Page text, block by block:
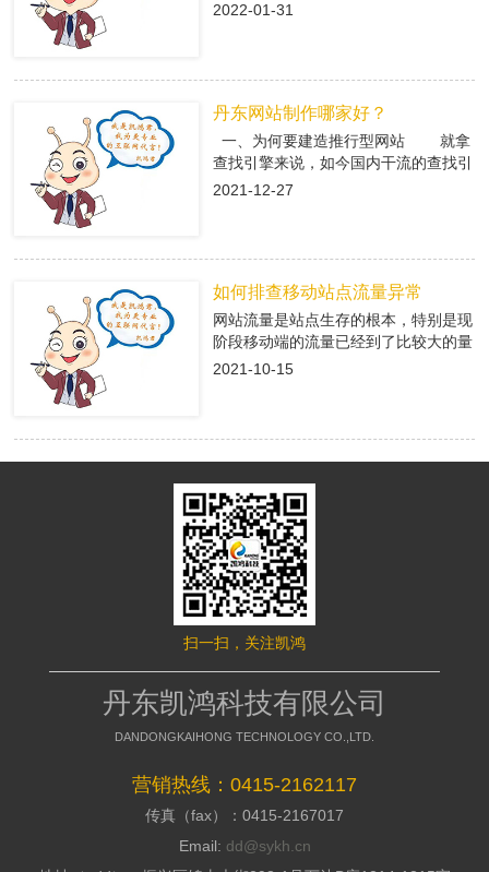
2022-01-31
丹东网站制作哪家好？
一、为何要建造推行型网站 就拿
查找引擎来说，如今国内干流的查找引
擎baidu、360、搜狗有着大量的用户
导进入推行型网站中，使用推行型网站
有的优势，转化成客户; 二、丹东
网站制作是怎么挑选专业的搭站公司
背后都是一个高额的订单，假如不能做
到询盘转化，那意味着网络推行是失败
的，所以要明白的了解搭站公司的策划
才干; 2、看搭站公司的美工规划才
干 美工的才干决议推行型网站留
给用户的形象，如今的消费者不缺少内
容，缺少的是视觉，如今市面上的网站
都是千人一面的，当访客户，发现一个
公司的形象，情不自禁的即是深化浏
览，招引用户，提高方针客户对公司的
好感; 3、看搭站公司的搭站才干
系，如今市面上很多的建站公司都是仿
制别人的，可以把外观做到相似，可是
后台系能却相差万里，很多的仿站的建
2021-12-27
如何排查移动站点流量异常
网站流量是站点生存的根本，特别是现
阶段移动端的流量已经到了比较大的量
级。移动端网站有流量了，每天就会有
深专家们向大家介绍了移动端流量异常
的解决方案。 什么是移动端流量
异常? 移动端流量异常可以通过平
台两个渠道数据判断： 1、 站长平
台流量与关键词的工具 2、 移动适
配中的移动适配状态曲线图 这两
个地方如果出现流量突然间下降50%以
上，且持续性降低，四五天后流量没有
明显涨幅的。 移动端的排查流程
如果出现上述现象，建议大家按照
下面流程图进行排查 索引量下降
常见原因及解决方案
id=331 站点流量异常追查文档
http://zhanzhang.baidu.com/college/
id=221 纯移动站、代码适配，自
适应与跳转适配有些不同，所以根据站
2021-10-15
扫一扫，关注凯鸿
丹东凯鸿科技有限公司
DANDONGKAIHONG TECHNOLOGY CO.,LTD.
营销热线：0415-2162117
传真（fax）：0415-2167017
Email: dd@sykh.cn